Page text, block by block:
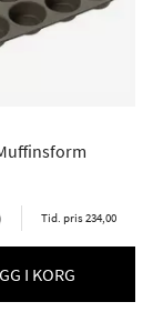
Tid. pris 234,00
I KORG